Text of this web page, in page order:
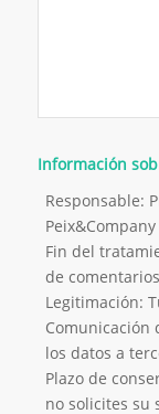
Información
Responsable:
Peix&Company
Fin del
de comentarios
Legitimación:
Comunicación
los datos a
Plazo de
no solicites su